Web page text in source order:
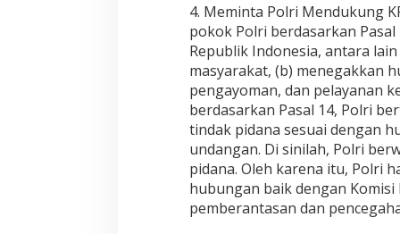
4. Meminta Polri Mendukung
pokok Polri berdasarkan
Republik Indonesia, antara
masyarakat, (b) menegakkan
pengayoman, dan pelayanan
berdasarkan Pasal 14, Polri
tindak pidana sesuai dengan
undangan. Di sinilah, Polri
pidana. Oleh karena itu, Polri
hubungan baik dengan
pemberantasan dan